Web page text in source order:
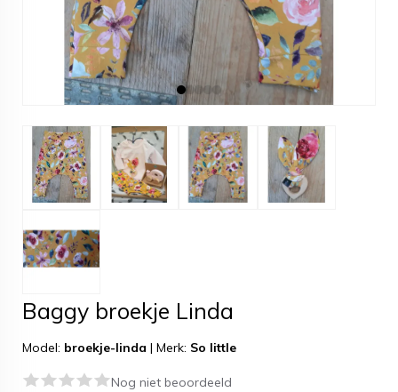
Baggy broekje Linda
Model: broekje-linda | Merk: So little
Nog niet beoordeeld